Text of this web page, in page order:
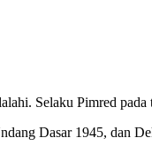
Selaku Pimred pada
Dasar 1945, dan